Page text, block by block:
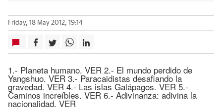
Friday, 18 May 2012, 19:14
1.- Planeta humano. VER 2.- El mundo perdido de
Yangshuo. VER 3.- Paracaidistas desafiando la
gravedad. VER 4.- Las islas Galápagos. VER 5.-
Caminos increíbles. VER 6.- Adivinanza: adivina la
nacionalidad. VER